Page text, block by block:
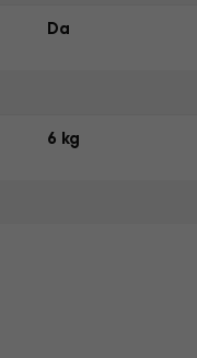
Da
6 kg